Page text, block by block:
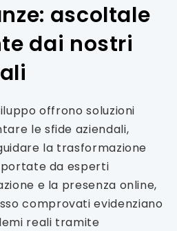
ascoltale
dai nostri
offrono soluzioni
le sfide aziendali,
la trasformazione
da esperti
e la presenza online,
comprovati evidenziano
reali tramite